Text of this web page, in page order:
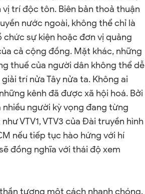
trí độc tôn. Biên bản thoả thuận
nước ngoài, không thể chỉ là
sự kiện hoặc đơn vị quảng
cả cộng đồng. Mặt khác, những
thuế của người dân không thể dễ
trí nửa Tây nửa ta. Không ai
kênh đã được xã hội hoá. Bởi
nhiều người kỳ vọng đang từng
VTV1, VTV3 của Đài truyền hình
nếu tiếp tục hào hứng với hí
đồng nghĩa với thái độ xem
tượng một cách nhanh chóng.